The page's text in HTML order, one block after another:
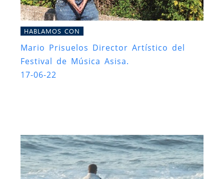
HABLAMOS CON
Mario Prisuelos Director Artístico del
Festival de Música Asisa.
17-06-22